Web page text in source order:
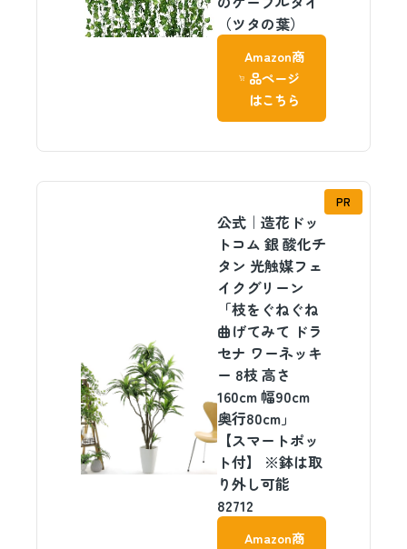
（ツタの葉）
Amazon商
品ページ
はこちら
PR
公式｜造花ドッ
トコム 銀 酸化チ
タン 光触媒フェ
イクグリーン
「枝をぐねぐね
曲げてみて ドラ
セナ ワーネッキ
ー 8枝 高さ
160cm 幅90cm
奥行80cm」
【スマートポッ
ト付】 ※鉢は取
り外し可能
82712
Amazon商